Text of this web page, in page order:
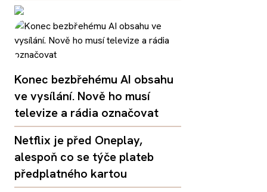
Konec bezbřehému AI obsahu
ve vysílání. Nově ho musí
televize a rádia označovat
Netflix je před Oneplay,
alespoň co se týče plateb
předplatného kartou